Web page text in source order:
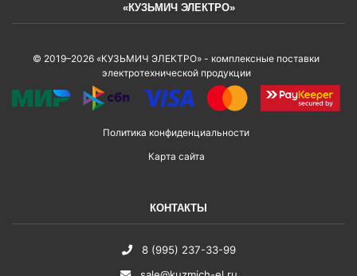
«КУЗЬМИЧ ЭЛЕКТРО»
© 2019–2026 «КУЗЬМИЧ ЭЛЕКТРО» - комплексные поставки
электротехнической продукции
Политика конфиденциальности
Карта сайта
КОНТАКТЫ
8 (995) 237-33-99